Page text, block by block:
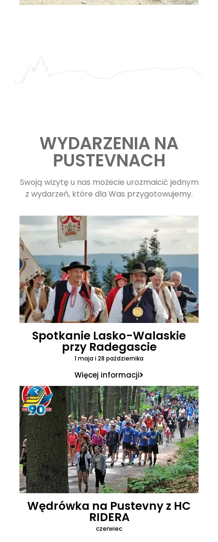
WYDARZENIA NA
PUSTEVNACH
Swoją wizytę u nas możecie urozmaicić jednym
z wydarzeń, które dla Was przygotowujemy.
Spotkanie Lasko-Walaskie
przy Radegascie
1 maja i 28 października
Więcej informacji
Wędrówka na Pustevny z HC
RIDERA
czerwiec